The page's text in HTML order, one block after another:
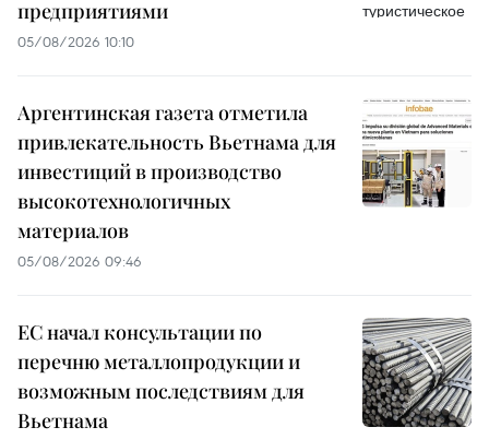
предприятиями
05/08/2026 10:10
Аргентинская газета отметила
привлекательность Вьетнама для
инвестиций в производство
высокотехнологичных
материалов
05/08/2026 09:46
ЕС начал консультации по
перечню металлопродукции и
возможным последствиям для
Вьетнама